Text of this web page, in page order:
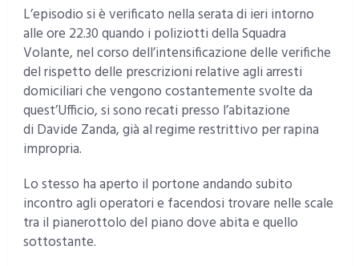
L’episodio si è verificato nella serata di ieri intorno
alle ore 22.30 quando i poliziotti della Squadra
Volante, nel corso dell’intensificazione delle verifiche
del rispetto delle prescrizioni relative agli arresti
domiciliari che vengono costantemente svolte da
quest’Ufficio, si sono recati presso l’abitazione
di Davide Zanda, già al regime restrittivo per rapina
impropria.
Lo stesso ha aperto il portone andando subito
incontro agli operatori e facendosi trovare nelle scale
tra il pianerottolo del piano dove abita e quello
sottostante.